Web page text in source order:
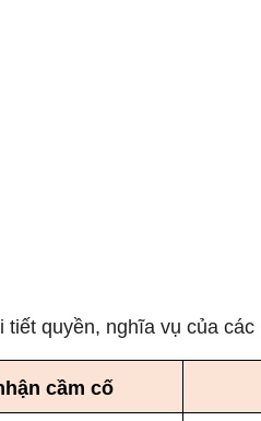
quyền, nghĩa vụ của
cầm cố